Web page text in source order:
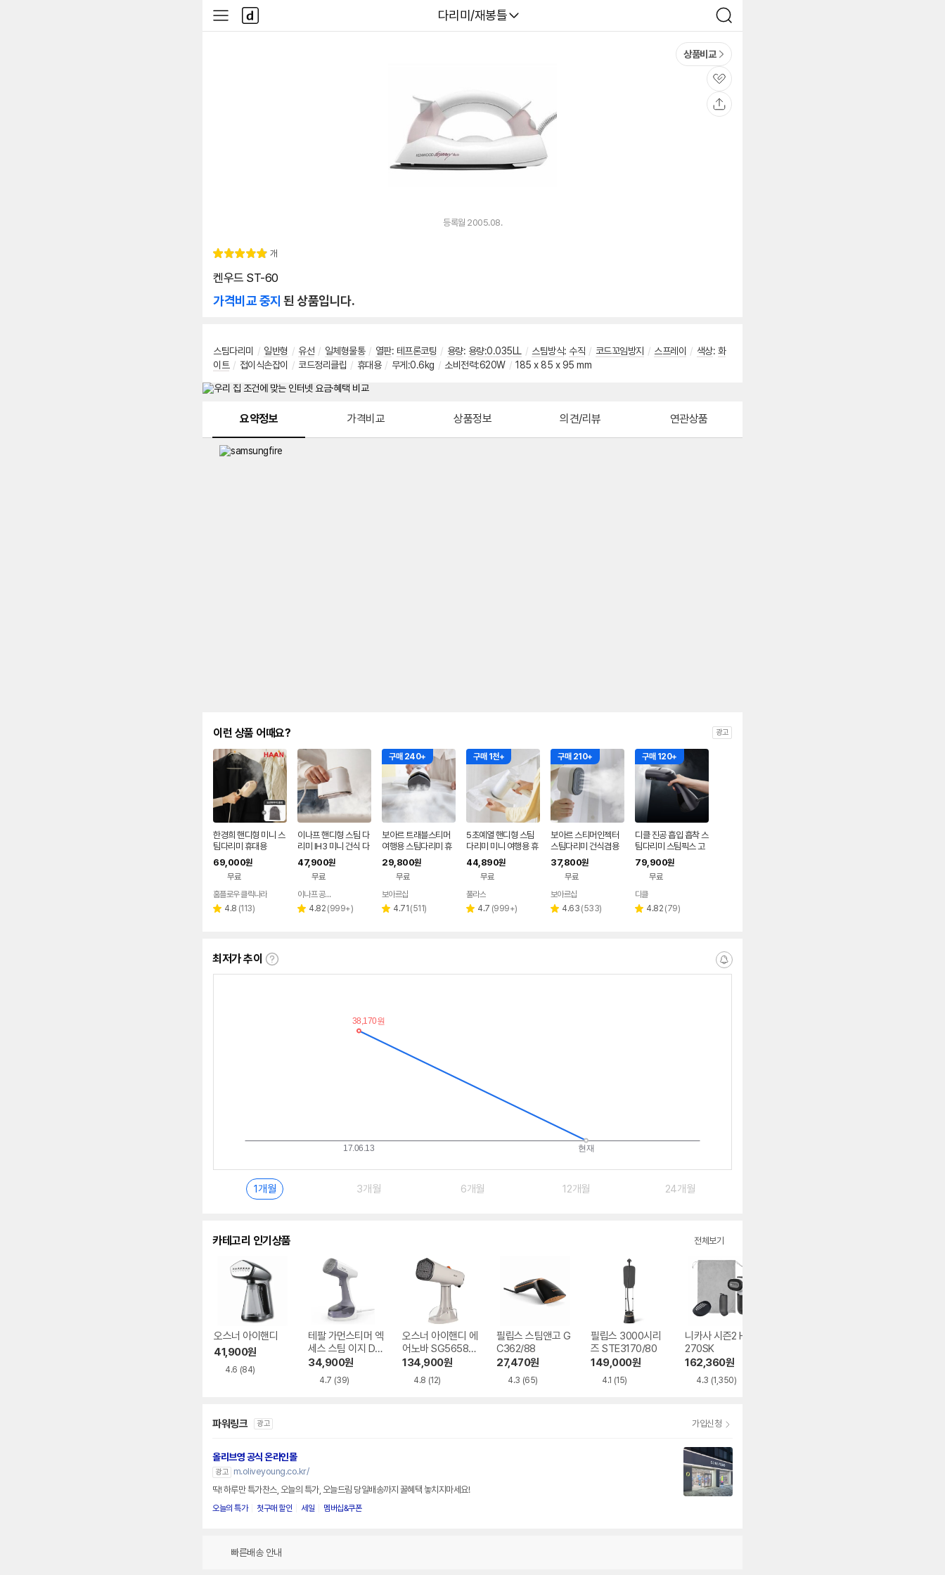
다나와
다리미/재봉틀
검
색
사
이
다
나
와
상품비교
관
심
등록월 2005.08.
별
5.
리
개
켄우드 ST-60
가격비교 중지 된 상품입니다.
스팀다리미 / 일반형 / 유선 / 일체형물통 / 열판: 테프론코팅 / 용량: 용량:0.035LL / 스팀방식: 수직 / 코드꼬임방지 / 스프레이 / 색상: 화
이트 / 접이식손잡이 / 코드정리클립 / 휴대용 / 무게:0.6kg / 소비전력:620W / 185 x 85 x 95 mm
요약정보 가격비교 상품정보 의견/리뷰 연관상품
이런 상품 어때요? 광고
한경희 핸디형 미니 스
팀다리미 휴대용
69,000원
무료
홈플로우 클릭나라
별 4.8 리
(113)
이나프 핸디형 스팀 다
리미 IH3 미니 건식 다
리미 휴대용 여행용
47,900원
무료
페이
이나프 공식 스토어
별 4.82 리
(999+)
구매 240+
보아르 트래블스티머
여행용 스팀다리미 휴
대용 미니 전기 초소형
핸디 핸디형 빠른예열
29,800원
무료
페이
보아르샵
별 4.71 리
(511)
구매 1천+
5초예열 핸디형 스팀
다리미 미니 여행용 휴
대용 업소용 가정용
44,890원
무료
풀라스
별 4.7 리
(999+)
구매 210+
보아르 스티머인젝터
스팀다리미 건식겸용
미니 핸디형 소형 여행
용 휴대용 핸드 가벼운
37,800원
무료
페이
보아르샵
별 4.63 리
(533)
구매 120+
디클 진공 흡입 흡착 스
팀다리미 스팀픽스 고
온 스팀 살균 여행 핸디
형 다림질기 의류관리
79,900원
무료
페이
디클
별 4.82 리
(79)
최저가 추이
최
알
1개월 3개월 6개월 12개월 24개월
카테고리 인기상품 전체보기
오스너 아이핸디
41,900원
4.6 (84)
테팔 가먼스티머 엑
세스 스팀 이지 DT
7113K0
34,900원
4.7 (39)
오스너 아이핸디 에
어노바 SG5658P
X
134,900원
4.8 (12)
필립스 스팀앤고 G
C362/88
27,470원
4.3 (65)
필립스 3000시리
즈 STE3170/80
149,000원
4.1 (15)
니카사 시즌2 HN0
270SK
162,360원
4.3 (1,350)
파워링크 광고 가입신청
올리브영 공식 온라인몰
광고
m.oliveyoung.co.kr/
딱! 하루만 특가찬스, 오늘의 특가, 오늘드림 당일배송까지 꿀혜택 놓치지마세요!
오늘의 특가 첫구매 할인 세일 멤버십&쿠폰
빠른배송 안내